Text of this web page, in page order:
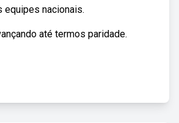
nacionais.
até termos paridade.